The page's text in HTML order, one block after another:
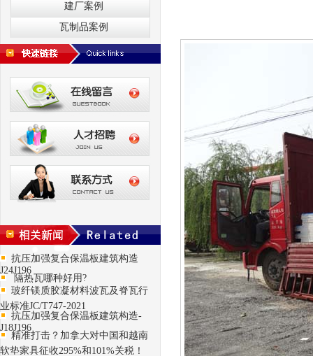
建厂案例
瓦制品案例
抗压加强复合保温板建筑构造
J24J196
隔热瓦哪种好用?
玻纤镁质胶凝材料波瓦及脊瓦行
业标准JC/T747-2021
抗压加强复合保温板建筑构造-
J18J196
精准打击？加拿大对中国和越南
软垫家具征收295%和101%关税！